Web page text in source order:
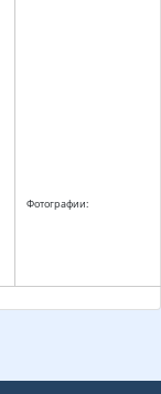
Фотографии: